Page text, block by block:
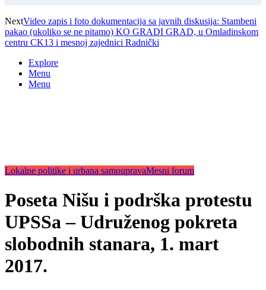
NextVideo zapis i foto dokumentacija sa javnih diskusija: Stambeni
pakao (ukoliko se ne pitamo) KO GRADI GRAD, u Omladinskom
centru CK13 i mesnoj zajednici Radnički
Explore
Menu
Menu
Lokalne politike i urbana samoupravaMesni forum
Poseta Nišu i podrška protestu
UPSSa – Udruženog pokreta
slobodnih stanara, 1. mart
2017.